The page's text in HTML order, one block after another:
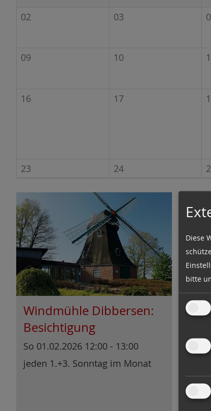
02 03
09 10
16 17
23 24
Windmühle Dibbersen:
Besichtigung
So 01.02.2026 12:00 - 13:00
jeden 1.+3. Sonntag im Monat
Sa
der
Diese
bitte